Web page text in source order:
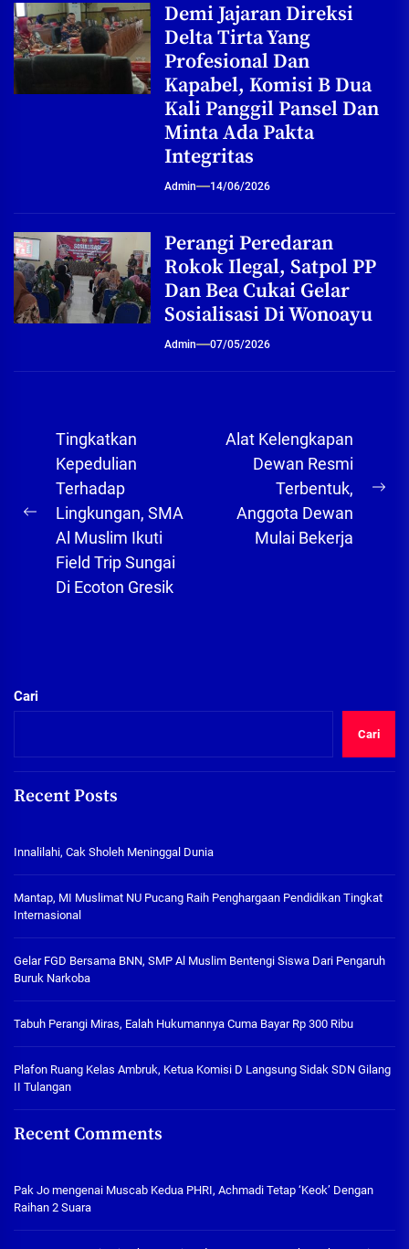
Demi Jajaran Direksi
Delta Tirta Yang
Profesional Dan
Kapabel, Komisi B Dua
Kali Panggil Pansel Dan
Minta Ada Pakta
Integritas
Admin 14/06/2026
Perangi Peredaran
Rokok Ilegal, Satpol PP
Dan Bea Cukai Gelar
Sosialisasi Di Wonoayu
Admin 07/05/2026
Navigasi
pos
Previous
post:
Tingkatkan
Kepedulian
Terhadap
Lingkungan, SMA
Al Muslim Ikuti
Field Trip Sungai
Di Ecoton Gresik
Alat Kelengkapan
Dewan Resmi
Terbentuk,
Anggota Dewan
Mulai Bekerja
Cari
Cari
Recent Posts
Innalilahi, Cak Sholeh Meninggal Dunia
Mantap, MI Muslimat NU Pucang Raih Penghargaan Pendidikan Tingkat
Internasional
Gelar FGD Bersama BNN, SMP Al Muslim Bentengi Siswa Dari Pengaruh
Buruk Narkoba
Tabuh Perangi Miras, Ealah Hukumannya Cuma Bayar Rp 300 Ribu
Plafon Ruang Kelas Ambruk, Ketua Komisi D Langsung Sidak SDN Gilang
II Tulangan
Recent Comments
Pak Jo mengenai Muscab Kedua PHRI, Achmadi Tetap ‘Keok’ Dengan
Raihan 2 Suara